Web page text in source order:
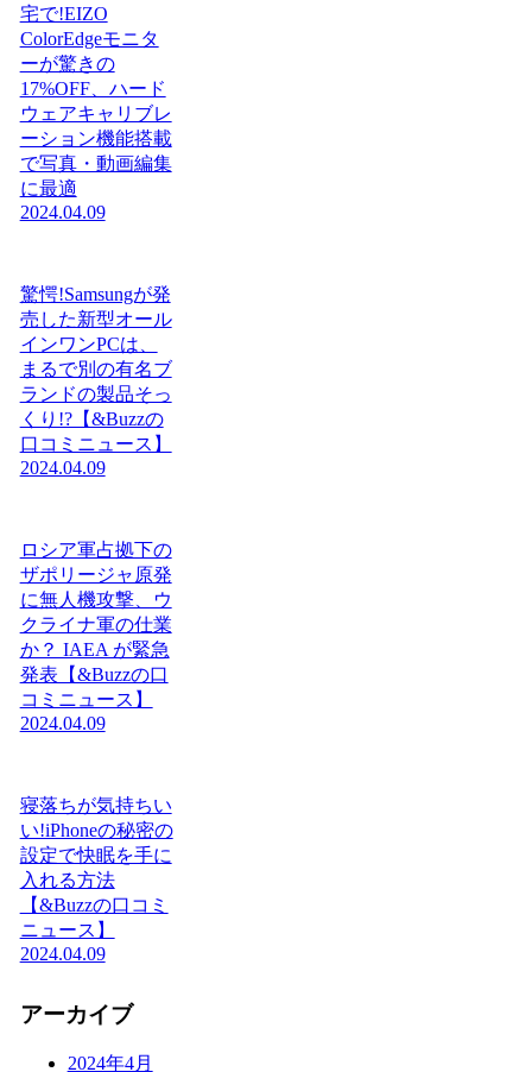
宅で!EIZO
ColorEdgeモニタ
ーが驚きの
17%OFF、ハード
ウェアキャリブレ
ーション機能搭載
で写真・動画編集
に最適
2024.04.09
驚愕!Samsungが発
売した新型オール
インワンPCは、
まるで別の有名ブ
ランドの製品そっ
くり!?【&Buzzの
口コミニュース】
2024.04.09
ロシア軍占拠下の
ザポリージャ原発
に無人機攻撃、ウ
クライナ軍の仕業
か？ IAEA が緊急
発表【&Buzzの口
コミニュース】
2024.04.09
寝落ちが気持ちい
い!iPhoneの秘密の
設定で快眠を手に
入れる方法
【&Buzzの口コミ
ニュース】
2024.04.09
アーカイブ
2024年4月